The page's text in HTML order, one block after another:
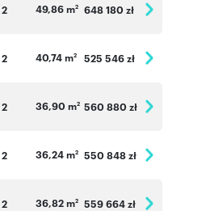
2 49,86 m2 648 180 zł
2 40,74 m2 525 546 zł
2 36,90 m2 560 880 zł
2 36,24 m2 550 848 zł
2 36,82 m2 559 664 zł